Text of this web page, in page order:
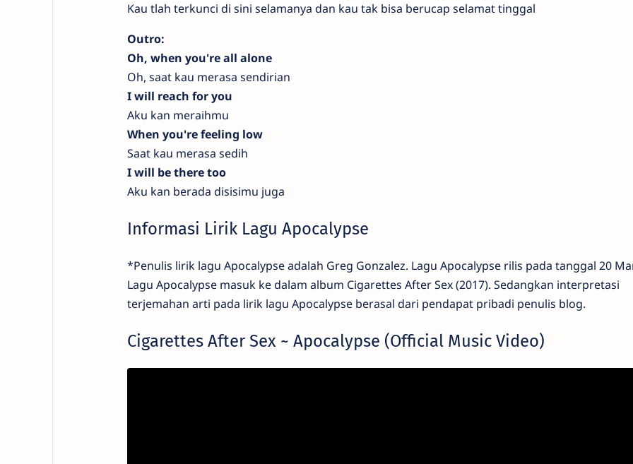
Kau tlah terkunci di sini selamanya dan kau tak bisa berucap selamat tinggal
Outro:
Oh, when you're all alone
Oh, saat kau merasa sendirian
I will reach for you
Aku kan meraihmu
When you're feeling low
Saat kau merasa sedih
I will be there too
Aku kan berada disisimu juga
Informasi Lirik Lagu Apocalypse
*Penulis lirik lagu Apocalypse adalah Greg Gonzalez. Lagu Apocalypse rilis pada tanggal 20
Lagu Apocalypse masuk ke dalam album Cigarettes After Sex (2017). Sedangkan interpretasi
terjemahan arti pada lirik lagu Apocalypse berasal dari pendapat pribadi penulis blog.
Cigarettes After Sex ~ Apocalypse (Official Music Video)